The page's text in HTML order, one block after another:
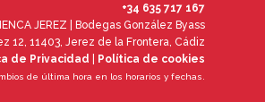
+34 635 717 167
JEREZ | Bodegas González Byass
12, 11403, Jerez de la Frontera, Cádiz
de Privacidad Política de cookies
de última hora en los horarios y fechas.